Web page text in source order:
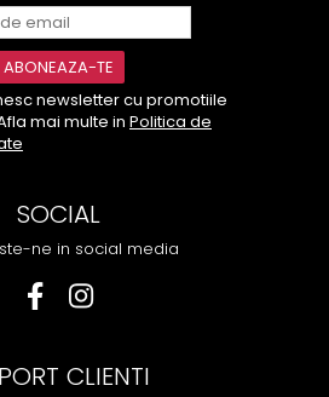
newsletter cu promotiile
mai multe in Politica de
SOCIAL
ne in social media
CLIENTI